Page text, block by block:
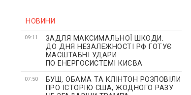
НОВИНИ
09:11
ЗАДЛЯ МАКСИМАЛЬНОЇ ШКОДИ:
ДО ДНЯ НЕЗАЛЕЖНОСТІ РФ ГОТУЄ
МАСШТАБНІ УДАРИ
ПО ЕНЕРГОСИСТЕМІ КИЄВА
07:50
БУШ, ОБАМА ТА КЛІНТОН РОЗПОВІЛИ
ПРО ІСТОРІЮ США, ЖОДНОГО РАЗУ